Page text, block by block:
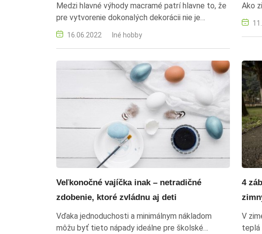
Medzi hlavné výhody macramé patrí hlavne to, že
pre vytvorenie dokonalých dekorácii nie je
potrebné veľa materiálu.
16.06.2022 Iné hobby
Ako
Veľkonočné vajíčka inak – netradičné
zdobenie, ktoré zvládnu aj deti
Vďaka jednoduchosti a minimálnym nákladom
môžu byť tieto nápady ideálne pre školské
4
V
teplá